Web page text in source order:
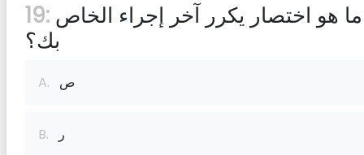
19:
بك؟
A. ص
B. ر